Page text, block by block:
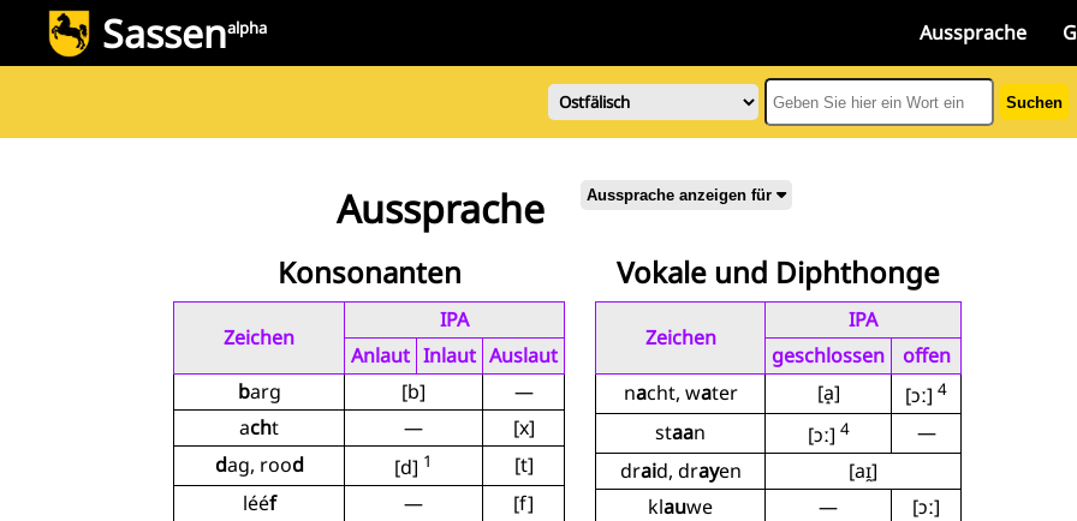
Sassenalpha Aussprache
Suchen
Aussprache Aussprache anzeigen für
Konsonanten
Zeichen
IPA
Anlaut Inlaut Auslaut
barg [b]
—
acht —
[x]
dag, rood [d] 1
[t]
lééf —
[f]
Vokale und Diphthonge
Zeichen
IPA
geschlossen
offen
nacht, water [a̝] [ɔː] 4
staan [ɔː] 4
—
draid, drayen
[aɪ̯]
klauwe —
[ɔː]